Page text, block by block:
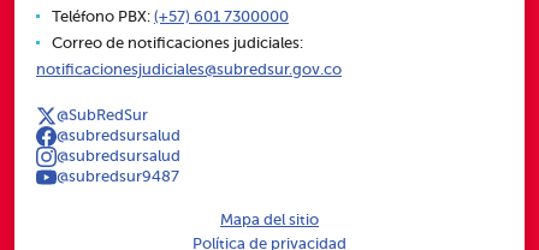
Teléfono PBX: (+57) 601 7300000
Correo de notificaciones judiciales:
notificacionesjudiciales@subredsur.gov.co
@SubRedSur
@subredsursalud
@subredsursalud
@subredsur9487
Mapa del sitio
Política de privacidad